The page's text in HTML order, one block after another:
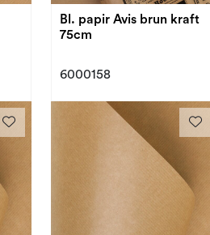
Bl. papir Avis brun kraft
75cm
6000158